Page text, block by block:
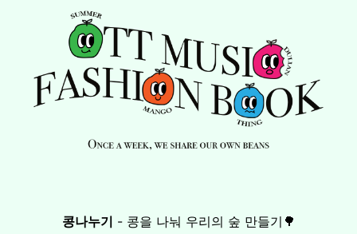
콩나누기 - 콩을 나눠 우리의 숲 만들기🌳